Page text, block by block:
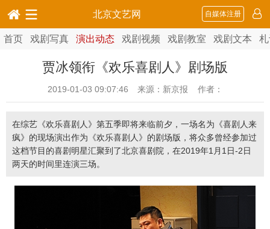
北京文艺网 自媒体注册
首页 戏剧写真 演出动态 戏剧视频 戏剧教室 戏剧文本
贾冰领衔《欢乐喜剧人》剧场版
2019-01-03 09:07:46 来源：新京报 作者：
在综艺《欢乐喜剧人》第五季即将来临前夕，一场名为《喜剧人来
疯》的现场演出作为《欢乐喜剧人》的剧场版，将众多曾经参加过
这档节目的喜剧明星汇聚到了北京喜剧院，在2019年1月1日-2日
两天的时间里连演三场。